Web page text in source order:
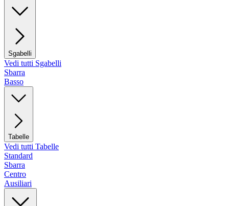
Sgabelli
Vedi tutti Sgabelli
Sbarra
Basso
Tabelle
Vedi tutti Tabelle
Standard
Sbarra
Centro
Ausiliari